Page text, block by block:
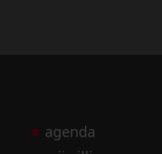
agenda